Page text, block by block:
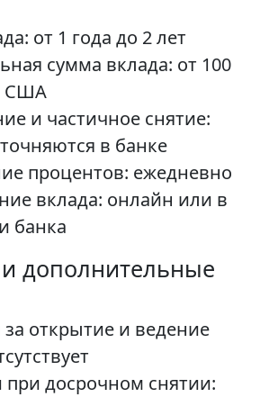
от 1 года до 2 лет
сумма вклада: от 100
США
и частичное снятие:
в банке
процентов: ежедневно
вклада: онлайн или в
банка
дополнительные
открытие и ведение
при досрочном снятии: